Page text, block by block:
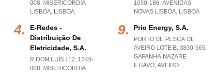
008, MISERICORDIA
LISBOA, LISBOA
E-Redes -
Distribuição De
Eletricidade, S.a.
R DOM LUÍS I 12, 1249-
008, MISERICORDIA
1050-186, AVENIDAS
NOVAS LISBOA, LISBOA
Prio Energy, S.a.
PORTO DE PESCA DE
AVEIRO LOTE B, 3830-565,
GAFANHA NAZARE
ILHAVO, AVEIRO